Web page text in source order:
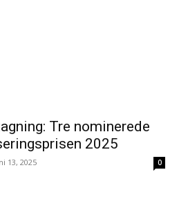
Tre nominerede
2025
13, 2025 0